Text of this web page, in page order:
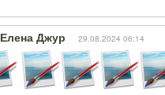
Елена Джур 29.08.2024 06:14